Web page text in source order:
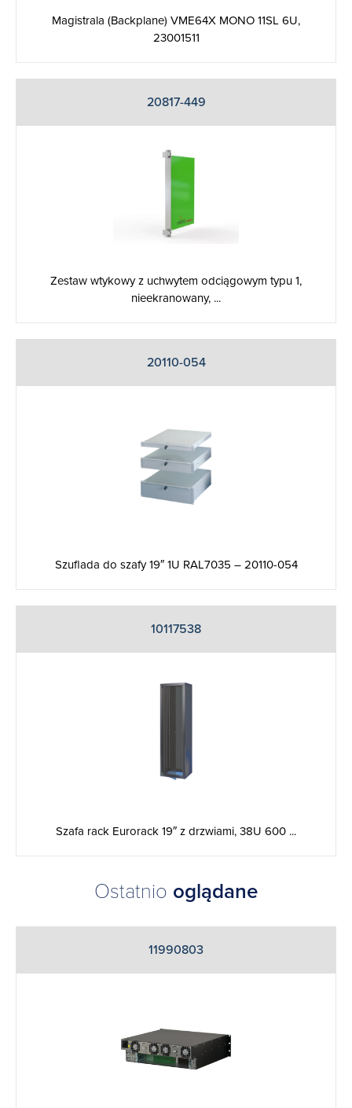
Magistrala (Backplane) VME64X MONO 11SL 6U,
23001511
20817-449
Zestaw wtykowy z uchwytem odciągowym typu 1,
nieekranowany, ...
20110-054
Szuflada do szafy 19″ 1U RAL7035 – 20110-054
10117538
Szafa rack Eurorack 19″ z drzwiami, 38U 600 ...
Ostatnio oglądane
11990803